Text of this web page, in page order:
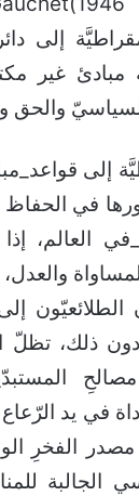
إلى
مبادئ غير
والحق
إلى
في الحفاظ
العالم،
والعدل،
الطلائعيّون
ذلك، تظلّ
في يد
الفخرِ
الجالبة